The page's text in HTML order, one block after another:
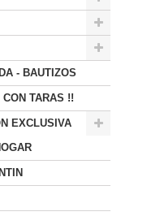
- BAUTIZOS
CON TARAS !!
EXCLUSIVA